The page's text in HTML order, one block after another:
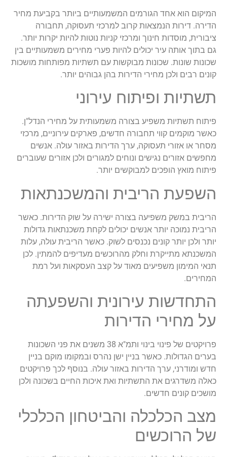
המיקום הוא אחד הגורמים המשמעותיים ביותר בקביעת מחיר
הדירה. דירות הנמצאות קרוב למרכזי תעסוקה, תחבורה
ציבורית, מוסדות חינוך ומרכזי קניות נוטות להיות יקרות יותר.
גם בתוך אותה עיר יכולים להיות פערי מחירים משמעותיים בין
שכונות שונות. שכונות מבוקשות עם תשתיות מפותחות מושכות
קונים רבים ולכן מחירי הדירות בהן גבוהים יותר.
תשתיות ופיתוח עירוני
פיתוח תשתיות משפיע בצורה משמעותית על מחירי הנדל"ן.
כאשר מוקמים קווי תחבורה חדשים, פארקים עירוניים, מרכזי
מסחר או אזורי תעסוקה, ערך הדירות באזור עולה. אנשים
מחפשים אזורים נגישים ונוחים למגורים ולכן אזורים שעוברים
פיתוח מואץ הופכים למבוקשים יותר.
השפעת הריבית והמשכנתאות
הריבית במשק משפיעה בצורה ישירה על שוק הדירות. כאשר
הריבית נמוכה יותר אנשים יכולים לקחת משכנתאות גדולות
יותר ולכן יותר קונים נכנסים לשוק. כאשר הריבית עולה, עלות
המשכנתא מתייקרת וחלק מהרוכשים מעדיפים להמתין. לכן
תנאי המימון משפיעים מאוד על קצב העסקאות ועל רמת
המחירים.
התחדשות עירונית והשפעתה
על מחירי הדירות
פרויקטים של פינוי בינוי ותמ"א 38 משנים את פני השכונות
בערים הגדולות. כאשר בניין ישן נהרס ובמקומו מוקם בניין
חדש ומודרני, ערך הדירות באזור עולה. בנוסף לכך פרויקטים
כאלה משדרגים את התשתיות ואת איכות החיים בשכונה ולכן
מושכים קונים חדשים.
מצב הכלכלה והביטחון הכלכלי
של הרוכשים